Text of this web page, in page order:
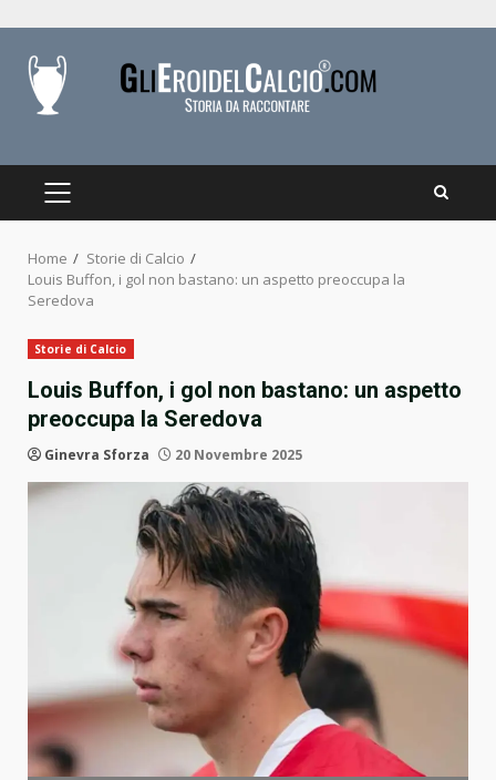
content
PRIMARY
Home
Storie di Calcio
Louis Buffon, i gol non bastano: un aspetto preoccupa la
Seredova
Storie di Calcio
Louis Buffon, i gol non bastano: un aspetto
preoccupa la Seredova
Ginevra Sforza 20 Novembre 2025